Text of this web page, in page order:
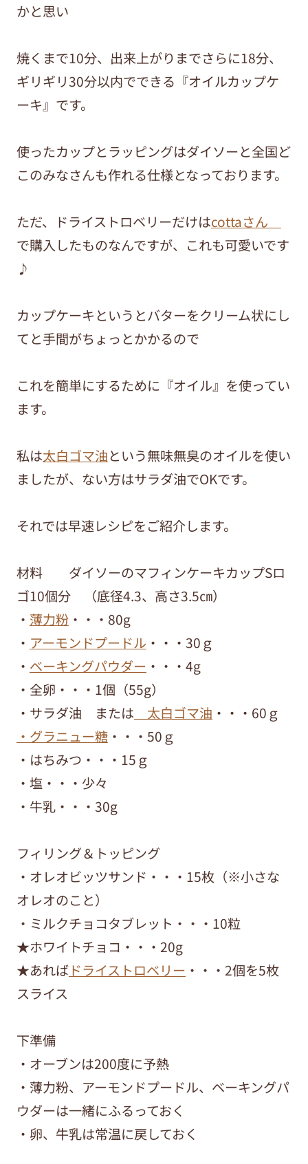
かと思い
焼くまで10分、出来上がりまでさらに18分、
ギリギリ30分以内でできる『オイルカップケ
ーキ』です。
使ったカップとラッピングはダイソーと全国ど
このみなさんも作れる仕様となっております。
ただ、ドライストロベリーだけはcottaさん
で購入したものなんですが、これも可愛いです
♪
カップケーキというとバターをクリーム状にし
てと手間がちょっとかかるので
これを簡単にするために『オイル』を使ってい
ます。
私は太白ゴマ油という無味無臭のオイルを使い
ましたが、ない方はサラダ油でOKです。
それでは早速レシピをご紹介します。
材料 ダイソーのマフィンケーキカップSロ
ゴ10個分 （底径4.3、高さ3.5㎝）
・ 薄力粉・・・80g
・ アーモンドプードル ・・・30ｇ
・ ベーキングパウダー ・・・4g
・全卵・・・1個（55g）
・サラダ油 または 太白ゴマ油 ・・・60ｇ
・グラニュー糖・・・50ｇ
・はちみつ・・・15ｇ
・塩・・・少々
・牛乳・・・30g
フィリング＆トッピング
・オレオビッツサンド・・・15枚（※小さな
オレオのこと）
・ミルクチョコタブレット・・・10粒
★ホワイトチョコ・・・20g
★あればドライストロベリー ・・・2個を5枚
スライス
下準備
・オーブンは200度に予熱
・薄力粉、アーモンドプードル、ベーキングパ
ウダーは一緒にふるっておく
・卵、牛乳は常温に戻しておく